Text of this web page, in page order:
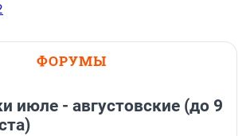
ФОРУМЫ
июле - августовские (до 9